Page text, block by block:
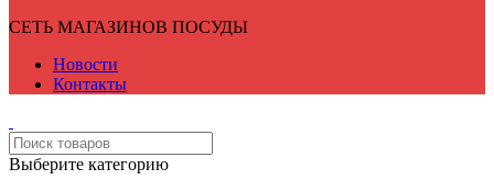
СЕТЬ МАГАЗИНОВ ПОСУДЫ
Новости
Контакты
Выберите категорию